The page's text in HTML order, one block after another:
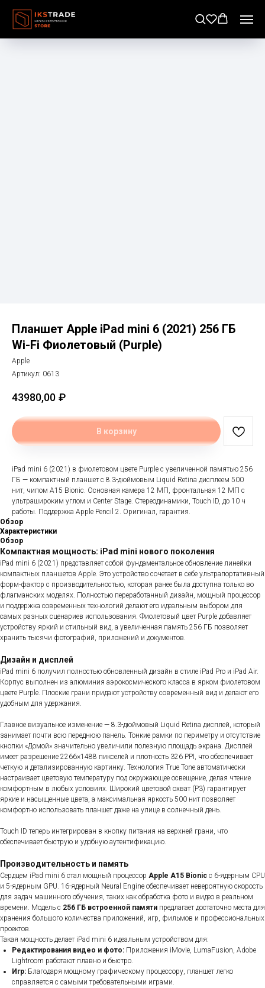
Планшет Apple iPad mini 6 (2021) 256 ГБ
Wi-Fi Фиолетовый (Purple)
Apple
Артикул: 0613
43980,00 ₽
В корзину
iPad mini 6 (2021) в фиолетовом цвете Purple с увеличенной памятью 256
ГБ — компактный планшет с 8.3-дюймовым Liquid Retina дисплеем 500
нит, чипом A15 Bionic. Основная камера 12 МП, фронтальная 12 МП с
ультрашироким углом и Center Stage. Стереодинамики, Touch ID, до 10 ч
работы. Поддержка Apple Pencil 2. Оригинал, гарантия.
Обзор
Характеристики
Обзор
Компактная мощность: iPad mini нового поколения
iPad mini 6 (2021) представляет собой фундаментальное обновление линейки
компактных планшетов Apple. Это устройство сочетает в себе ультрапортативный
форм-фактор с производительностью, которая ранее была доступна только во
флагманских моделях. Полностью переработанный дизайн, мощный процессор
и поддержка современных технологий делают его идеальным выбором для
самых разных сценариев использования. Фиолетовый цвет Purple добавляет
устройству яркий и стильный вид, а увеличенная память 256 ГБ позволяет
хранить тысячи фотографий, приложений и документов.
Дизайн и дисплей
iPad mini 6 получил полностью обновленный дизайн в стиле iPad Pro и iPad Air.
Корпус выполнен из алюминия аэрокосмического класса в ярком фиолетовом
цвете Purple. Плоские грани придают устройству современный вид и делают его
удобным для удержания.
Главное визуальное изменение — 8.3-дюймовый Liquid Retina дисплей, который
занимает почти всю переднюю панель. Тонкие рамки по периметру и отсутствие
кнопки «Домой» значительно увеличили полезную площадь экрана. Дисплей
имеет разрешение 2266×1488 пикселей и плотность 326 PPI, что обеспечивает
четкую и детализированную картинку. Технология True Tone автоматически
настраивает цветовую температуру под окружающее освещение, делая чтение
комфортным в любых условиях. Широкий цветовой охват (P3) гарантирует
яркие и насыщенные цвета, а максимальная яркость 500 нит позволяет
комфортно использовать планшет даже на улице в солнечный день.
Touch ID теперь интегрирован в кнопку питания на верхней грани, что
обеспечивает быструю и удобную аутентификацию.
Производительность и память
Сердцем iPad mini 6 стал мощный процессор Apple A15 Bionic с 6-ядерным CPU
и 5-ядерным GPU. 16-ядерный Neural Engine обеспечивает невероятную скорость
для задач машинного обучения, таких как обработка фото и видео в реальном
времени. Модель с 256 ГБ встроенной памяти предлагает достаточно места для
хранения большого количества приложений, игр, фильмов и профессиональных
проектов.
Такая мощность делает iPad mini 6 идеальным устройством для:
Редактирования видео и фото: Приложения iMovie, LumaFusion, Adobe
Lightroom работают плавно и быстро.
Игр: Благодаря мощному графическому процессору, планшет легко
справляется с самыми требовательными играми.